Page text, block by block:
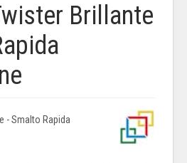
Brillante
- Smalto Rapida